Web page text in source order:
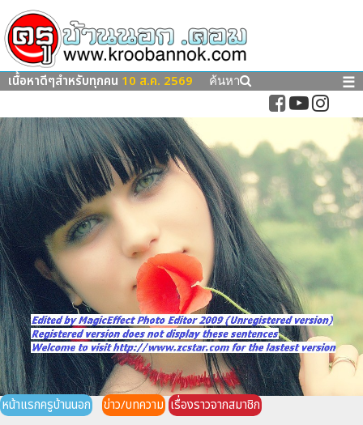
เนื้อหาดีๆสำหรับทุกคน 10 ส.ค. 2569 ค้นหา ☰
หน้าแรกครูบ้านนอก ข่าว/บทความ เรื่องราวจากสมาชิก